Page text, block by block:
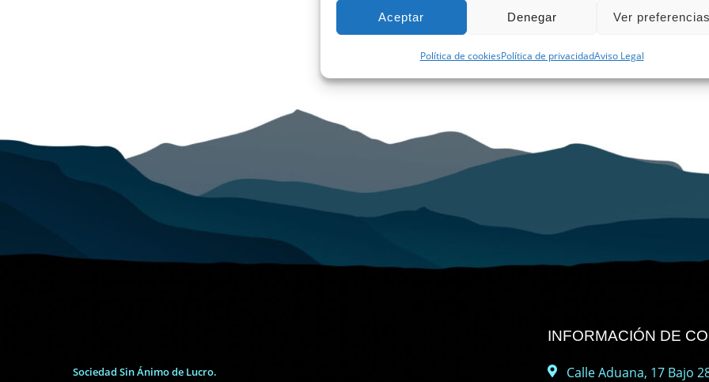
Aceptar Denegar Ver
Política de cookiesPolítica de privacidadAviso Legal
Sociedad Sin Ánimo de Lucro.
INFORMACIÓN DE
Calle Aduana, 17 Bajo